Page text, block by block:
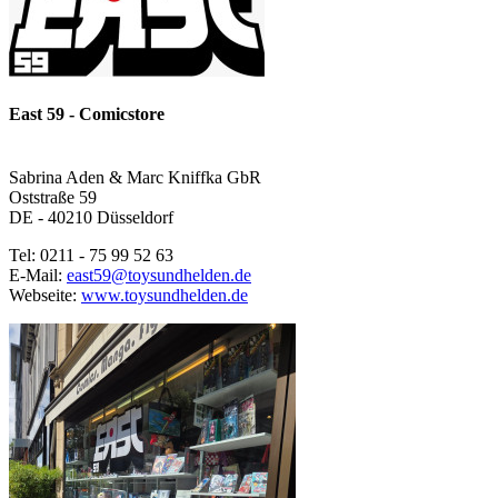
East 59 - Comicstore
Sabrina Aden & Marc Kniffka GbR
Oststraße 59
DE - 40210 Düsseldorf
Tel: 0211 - 75 99 52 63
E-Mail: east59@toysundhelden.de
Webseite: www.toysundhelden.de